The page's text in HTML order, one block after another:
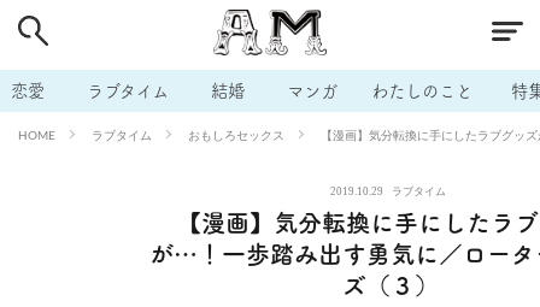
恋愛 ラブタイム 結婚 マンガ わたしのこと 特
HOME ラブタイム おもしろセックス 【漫画】気分転換に手にしたラブグッ
2019.10.29 ラブタイム
【漫画】気分転換に手にしたラ
が…！一歩踏み出す勇気に／ロータ
ズ（３）
# 男の本音 # セフレ # 不倫
# 出会う方法 # マッチングアプリ # ラブグッズ # 体の相